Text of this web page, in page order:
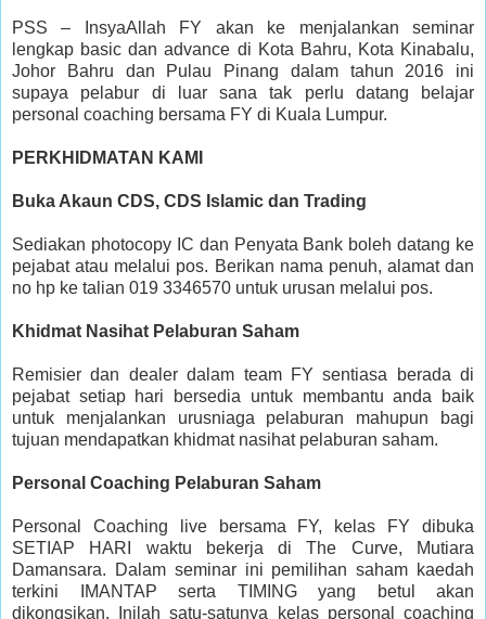
PSS – InsyaAllah FY akan ke menjalankan seminar
lengkap basic dan advance di Kota Bahru, Kota Kinabalu,
Johor Bahru dan Pulau Pinang dalam tahun 2016 ini
supaya pelabur di luar sana tak perlu datang belajar
personal coaching bersama FY di Kuala Lumpur.
PERKHIDMATAN KAMI
Buka Akaun CDS, CDS Islamic dan Trading
Sediakan photocopy IC dan Penyata Bank boleh datang ke
pejabat atau melalui pos. Berikan nama penuh, alamat dan
no hp ke talian 019 3346570 untuk urusan melalui pos.
Khidmat Nasihat Pelaburan Saham
Remisier dan dealer dalam team FY sentiasa berada di
pejabat setiap hari bersedia untuk membantu anda baik
untuk menjalankan urusniaga pelaburan mahupun bagi
tujuan mendapatkan khidmat nasihat pelaburan saham.
Personal Coaching Pelaburan Saham
Personal Coaching live bersama FY, kelas FY dibuka
SETIAP HARI waktu bekerja di The Curve, Mutiara
Damansara. Dalam seminar ini pemilihan saham kaedah
terkini IMANTAP serta TIMING yang betul akan
dikongsikan. Inilah satu-satunya kelas personal coaching